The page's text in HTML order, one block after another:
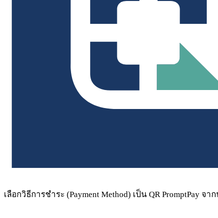
เลือกวิธีการชำระ (Payment Method) เป็น QR PromptPay